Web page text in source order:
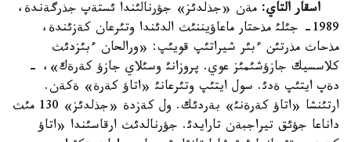
اسقار التاي: مةن «جذلدئز» جؤرنالئندا ئستةپ جذرگةندة،
1989- جئلئ مذحتار ماعاؤيننئث الدئندا وتئرعان كةزئندة،
مذحاث مذرتئن ءبئر شيراتئپ قويئپ: «ورالحان ءبئزدئث
كلاسسيك جازؤشئمئز عوي. پروزانئ وسئلاي جازؤ كةرةك»، -
دةپ ايتئپ ةدئ. سول ايتئپ وتئرعانئ «اتاؤ كةرة» ةكةن.
ارتئنشا «اتاؤ كةرةنئ» بةردئك. ول كةزدة «جذلدئز» 130 مئث
داناعا جؤئق تيراجبةن تارايدئ. جؤرنالدئث ارقاسئندا «اتاؤ